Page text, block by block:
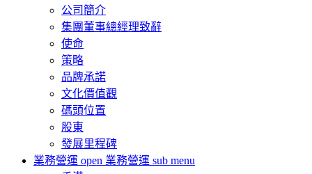
公司簡介
集團董事總經理致辭
使命
策略
品牌承諾
文化價值觀
碼頭位置
股東
發展里程碑
業務營運 open 業務營運 sub menu